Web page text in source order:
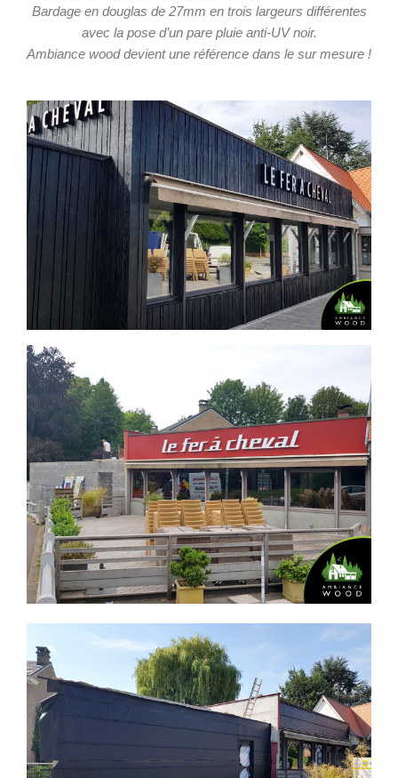
Bardage en douglas de 27mm en trois largeurs différentes
avec la pose d’un pare pluie anti-UV noir.
Ambiance wood devient une référence dans le sur mesure !